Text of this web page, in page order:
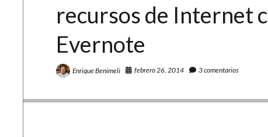
recursos de Internet
Evernote
Enrique Benimeli febrero 26, 2014 3 comentarios